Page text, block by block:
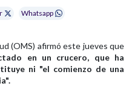
Whatsapp
(OMS) afirmó este jueves que
en un crucero, que ha
ni "el comienzo de una